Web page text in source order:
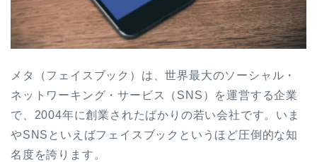
メタ（フェイスブック）は、世界最大のソーシャル・
ネットワーキング・サービス（SNS）を運営する企業
で、2004年に創業されたばかりの若い会社です。いま
やSNSといえばフェイスブックというほど圧倒的な知
名度を誇ります。